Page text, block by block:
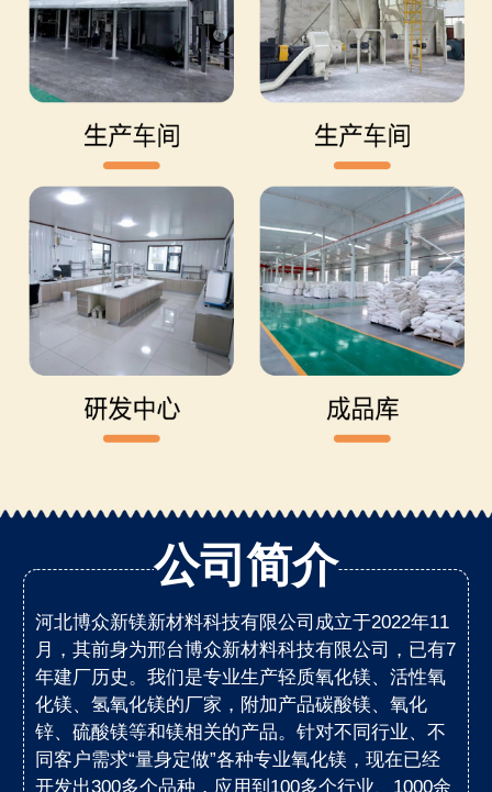
公司简介
河北博众新镁新材料科技有限公司成立于2022年11
月，其前身为邢台博众新材料科技有限公司，已有7
年建厂历史。我们是专业生产轻质氧化镁、活性氧
化镁、氢氧化镁的厂家，附加产品碳酸镁、氧化
锌、硫酸镁等和镁相关的产品。针对不同行业、不
同客户需求“量身定做”各种专业氧化镁，现在已经
开发出300多个品种，应用到100多个行业、1000余